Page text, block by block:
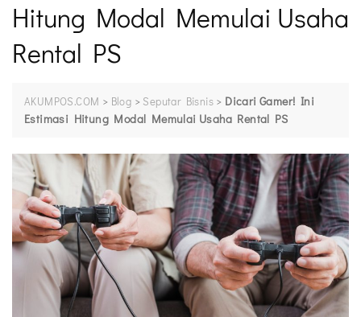
Hitung Modal Memulai Usaha
Rental PS
AKUMPOS.COM > Blog > Seputar Bisnis > Dicari Gamer! Ini
Estimasi Hitung Modal Memulai Usaha Rental PS